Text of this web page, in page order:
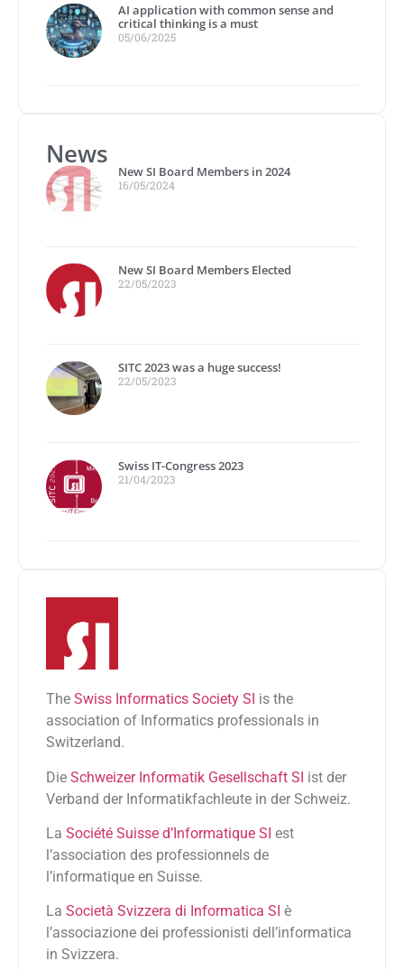
AI application with common sense and
critical thinking is a must
05/06/2025
News
New SI Board Members in 2024
16/05/2024
New SI Board Members Elected
22/05/2023
SITC 2023 was a huge success!
22/05/2023
Swiss IT-Congress 2023
21/04/2023
The Swiss Informatics Society SI is the
association of Informatics professionals in
Switzerland.
Die Schweizer Informatik Gesellschaft SI ist der
Verband der Informatikfachleute in der Schweiz.
La Société Suisse d’Informatique SI est
l’association des professionnels de
l’informatique en Suisse.
La Società Svizzera di Informatica SI è
l’associazione dei professionisti dell’informatica
in Svizzera.